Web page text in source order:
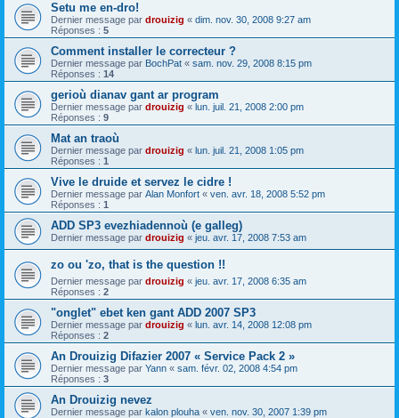
Setu me en-dro!
Dernier message par drouizig « dim. nov. 30, 2008 9:27 am
Réponses : 5
Comment installer le correcteur ?
Dernier message par BochPat « sam. nov. 29, 2008 8:15 pm
Réponses : 14
gerioù dianav gant ar program
Dernier message par drouizig « lun. juil. 21, 2008 2:00 pm
Réponses : 9
Mat an traoù
Dernier message par drouizig « lun. juil. 21, 2008 1:05 pm
Réponses : 1
Vive le druide et servez le cidre !
Dernier message par Alan Monfort « ven. avr. 18, 2008 5:52 pm
Réponses : 1
ADD SP3 evezhiadennoù (e galleg)
Dernier message par drouizig « jeu. avr. 17, 2008 7:53 am
zo ou 'zo, that is the question !!
Dernier message par drouizig « jeu. avr. 17, 2008 6:35 am
Réponses : 2
"onglet" ebet ken gant ADD 2007 SP3
Dernier message par drouizig « lun. avr. 14, 2008 12:08 pm
Réponses : 2
An Drouizig Difazier 2007 « Service Pack 2 »
Dernier message par Yann « sam. févr. 02, 2008 4:54 pm
Réponses : 3
An Drouizig nevez
Dernier message par kalon plouha « ven. nov. 30, 2007 1:39 pm